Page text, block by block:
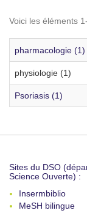
Voici les éléments
pharmacologie (1)
physiologie (1)
Psoriasis (1)
Sites du DSO
Science Ouverte) :
Insermbiblio
MeSH bilingue